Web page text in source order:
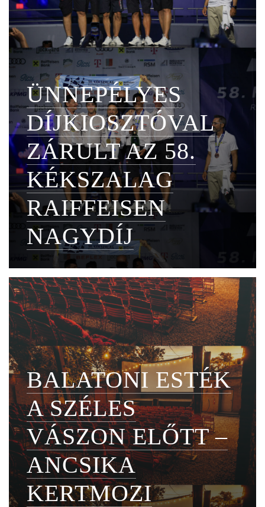
ÜNNEPÉLYES
DÍJKIOSZTÓVAL
ZÁRULT AZ 58.
KÉKSZALAG
RAIFFEISEN
NAGYDÍJ
BALATONI ESTÉK
A SZÉLES
VÁSZON ELŐTT –
ANCSIKA
KERTMOZI